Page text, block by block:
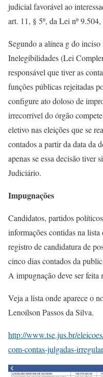
judicial favorável ao
art. 11, § 5º, da Lei nº
Segundo a alínea g do
Inelegibilidades (Lei
responsável que tiver as
funções públicas rejeitadas
configure ato doloso de
irrecorrível do órgão
eletivo nas eleições que se
contados a partir da data da
apenas se essa decisão tiver
Judiciário.
Impugnações
Candidatos, partidos
informações contidas na
registro de candidatura de
cinco dias contados da
A impugnação deve ser feita
Veja a lista onde aparece o
Lenoílson Passos da Silva.
http://www.tse.jus.br/
com-contas-julgadas-